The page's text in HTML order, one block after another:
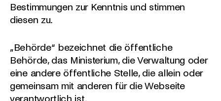
Bestimmungen zur Kenntnis und stimmen
diesen zu.
„Behörde“ bezeichnet die öffentliche
Behörde, das Ministerium, die Verwaltung oder
eine andere öffentliche Stelle, die allein oder
gemeinsam mit anderen für die Webseite
verantwortlich ist.